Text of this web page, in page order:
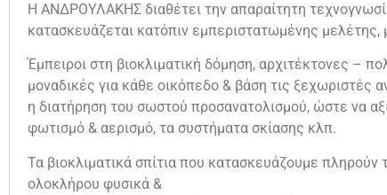
Η ΑΝΔΡΟΥΛΑΚΗΣ διαθέτει την απαραίτητη
κατασκευάζεται κατόπιν εμπεριστατωμένης
Έμπειροι στη βιοκλιματική δόμηση, αρχιτέκτονες –
μοναδικές για κάθε οικόπεδο & βάση τις ξεχωριστές
η διατήρηση του σωστού προσανατολισμού, ώστε να
φωτισμό & αερισμό, τα συστήματα σκίασης κλπ.
Τα βιοκλιματικά σπίτια που κατασκευάζουμε
ολοκλήρου φυσικά &